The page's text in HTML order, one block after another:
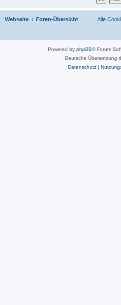
Webseite Foren-Übersicht Alle
Powered by phpBB® Forum
Deutsche Übersetzung
Datenschutz|